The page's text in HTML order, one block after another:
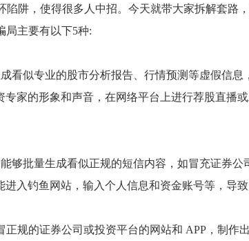
陷阱，使得很多人中招。今天就带大家拆解套路
局主要有以下5种:
看似专业的股市分析报告、行情预测等虚假信
专家的形象和声音，在网络平台上进行荐股直播
够批量生成看似正规的短信内容，如冒充证券
入钓鱼网站，输入个人信息和资金账号等，导致
正规的证券公司或投资平台的网站和 APP，制